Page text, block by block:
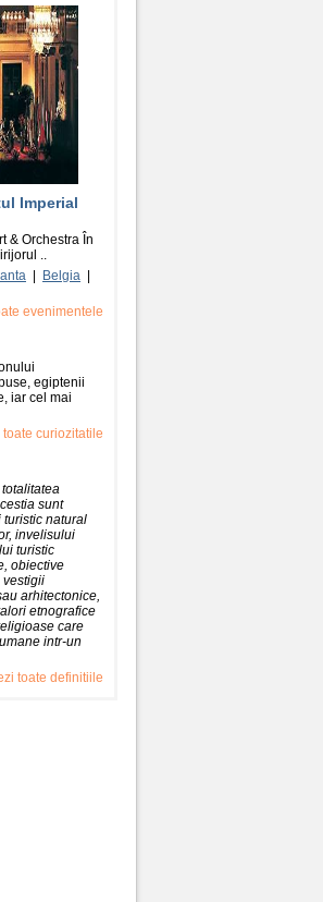
Imperial
& Orchestra În
..
| Belgia |
evenimentele
egiptenii
iar cel mai
toate curiozitatile
sunt
turistic natural
invelisului
turistic
obiective
vestigii
arhitectonice,
etnografice
care
intr-un
toate definitiile